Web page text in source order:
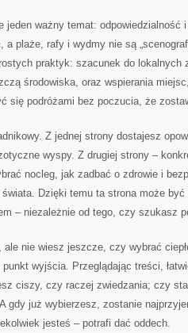
jeden ważny temat: odpowiedzialność
a plaże, rafy i wydmy nie są
praktyk: szacunek do lokalnych
środowiska, oraz wspierania
się podróżami bez poczucia, że
Z jednej strony dostajesz
wyspy. Z drugiej strony –
nocleg, jak zadbać o zdrowie i
Dzięki temu ta strona może
– niezależnie od tego, czy szukasz
nie wiesz jeszcze, czy wybrać
wyjścia. Przeglądając treści,
ciszy, czy raczej zwiedzania; czy
gdy już wybierzesz, zostanie
jesteś – potrafi dać oddech.